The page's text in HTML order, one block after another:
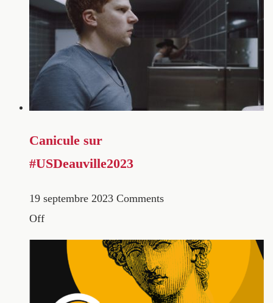
Canicule sur
#USDeauville2023
19 septembre 2023 Comments
Off